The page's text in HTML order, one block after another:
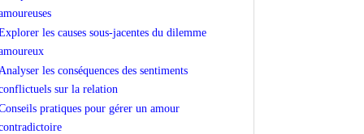
les causes sous-jacentes du dilemme
les conséquences des sentiments
sur la relation
pratiques pour gérer un amour